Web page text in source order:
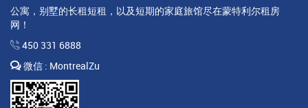
公寓，别墅的长租短租，以及短期的家庭旅馆尽在蒙特利尔租房
网！
450 331 6888
微信 : MontrealZu